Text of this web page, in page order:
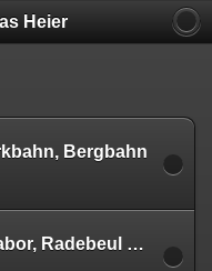
Heier
Bergbahn
Tag 2: Eisenbahnlabor, Radebeul Ost u.a.